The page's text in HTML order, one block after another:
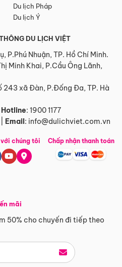
Du lịch Pháp
Du lịch Ý
DU LỊCH VIỆT
P.Phú Nhuận, TP. Hồ Chí Minh.
Minh Khai, P.Cầu Ông Lãnh,
243 xã Đàn, P.Đống Đa, TP. Hà
Hotline: 1900 1177
Email: info@dulichviet.com.vn
mãi
50% cho chuyến đi tiếp theo
chúng tôi Chấp nhận thanh toán